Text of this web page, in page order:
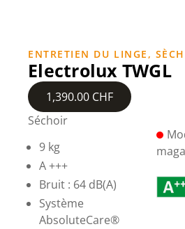
ENTRETIEN DU LINGE,
Electrolux TWGL
1,390.00 CHF
Séchoir
9 kg
A +++
Bruit : 64 dB(A)
Système
AbsoluteCare®